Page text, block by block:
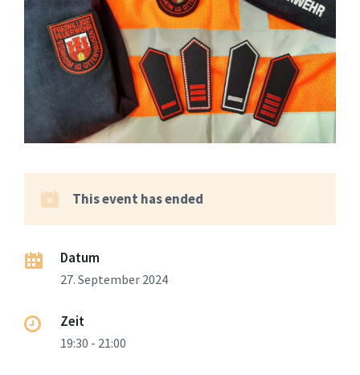
This event has ended
Datum
27. September 2024
Zeit
19:30 - 21:00